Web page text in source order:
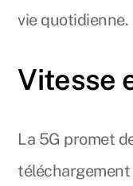
vie quotidienne.
Vitesse
La 5G promet
téléchargement